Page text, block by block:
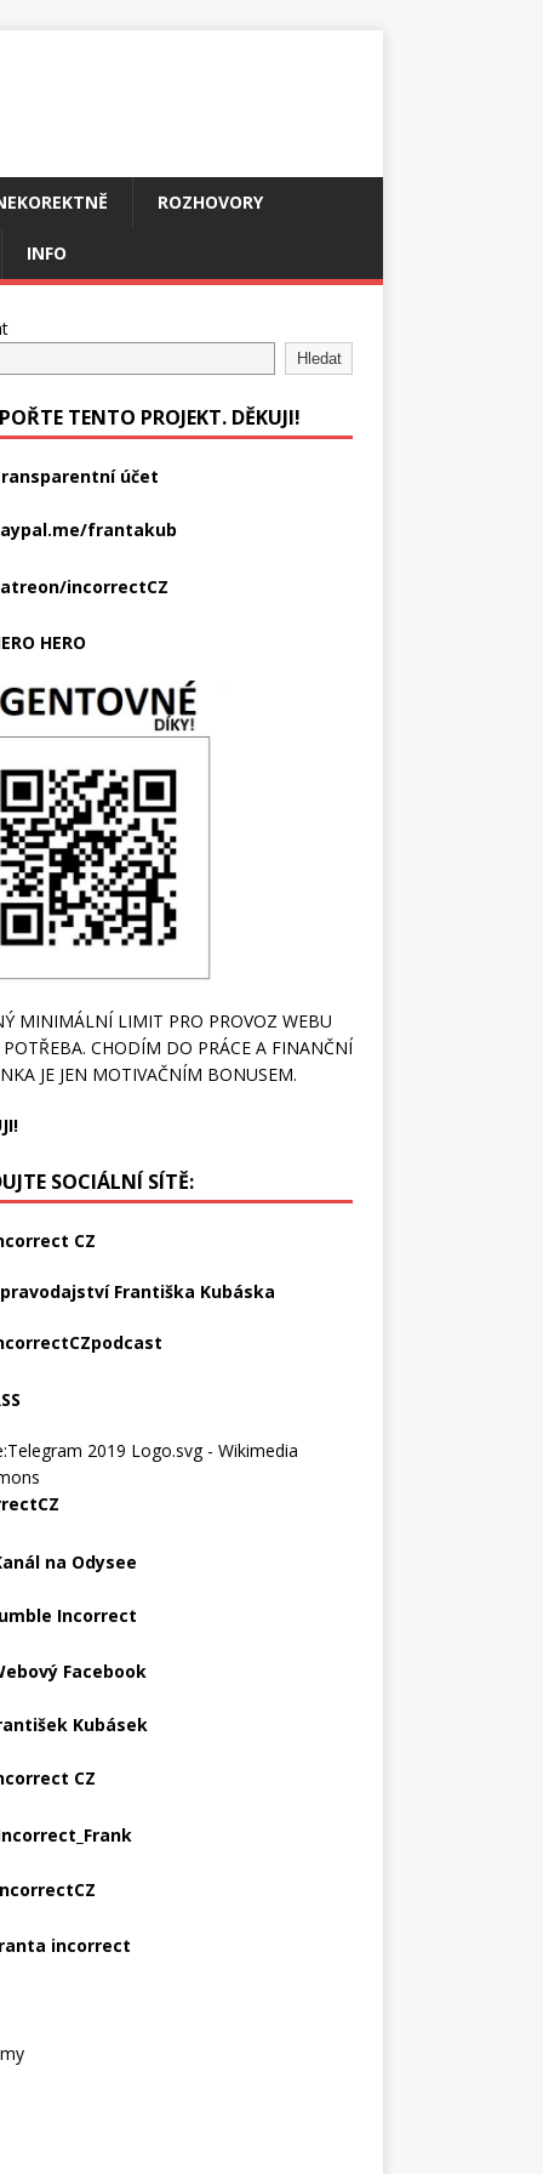
ROZHOVORY
INFO
Hledat
TENTO PROJEKT. DĚKUJI!
účet
frantakub
incorrectCZ
HERO
MINIMÁLNÍ LIMIT PRO PROVOZ WEBU
CHODÍM DO PRÁCE A FINANČNÍ
JE JEN MOTIVAČNÍM BONUSEM.
SOCIÁLNÍ SÍTĚ:
CZ
Františka Kubáska
na Odysee
Incorrect
Facebook
Kubásek
CZ
incorrect